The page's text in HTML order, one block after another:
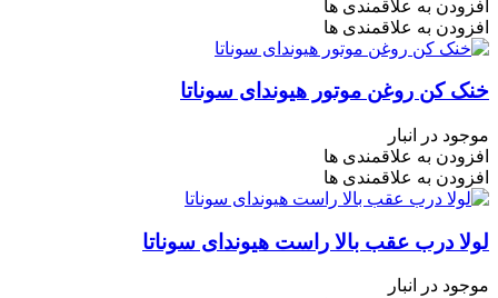
افزودن به علاقمندی ها
افزودن به علاقمندی ها
خنک کن روغن موتور هیوندای سوناتا
موجود در انبار
افزودن به علاقمندی ها
افزودن به علاقمندی ها
لولا درب عقب بالا راست هیوندای سوناتا
موجود در انبار